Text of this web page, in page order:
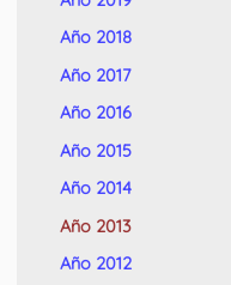
Año 2018
Año 2017
Año 2016
Año 2015
Año 2014
Año 2013
Año 2012